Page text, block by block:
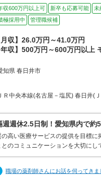
収600万円以上可 新卒も応募可能 未
極採用中
管理職候補
月収】26.0万円～41.0万円
年収】500万円～600万円以上
知県 春日井市
Ｒ中央本線(名古屋－塩尻) 春日井(
週週休2.5日制！愛知県内で約
の高い医療サービスの提供を目標
とのコミュニケーションを大切に
職場の薬剤師さんにお話を伺ってきま